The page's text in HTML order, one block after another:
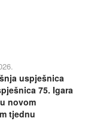
uspješnica
75. Igara
novom
tjednu